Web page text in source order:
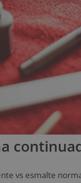
vs esmalte